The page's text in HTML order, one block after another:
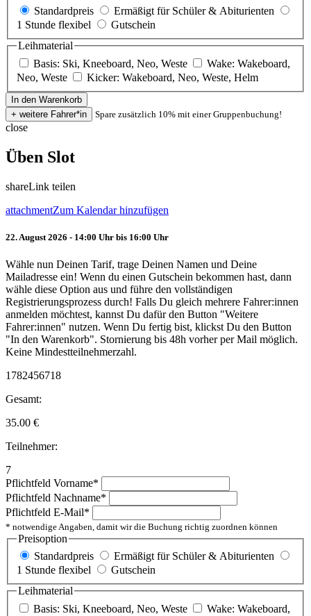
Standardpreis
Ermäßigt für Schüler & Abiturienten
1 Stunde flexibel
Gutschein
Leihmaterial
Basis: Ski, Kneeboard, Neo, Weste
Wake: Wakeboard,
Neo, Weste
Kicker: Wakeboard, Neo, Weste, Helm
Spare zusätzlich 10% mit einer Gruppenbuchung!
close
Üben Slot
shareLink teilen
attachmentZum Kalendar hinzufügen
22. August 2026 - 14:00 Uhr bis 16:00 Uhr
Wähle nun Deinen Tarif, trage Deinen Namen und Deine
Mailadresse ein! Wenn du einen Gutschein bekommen hast, dann
wähle diese Option aus und führe den vollständigen
Registrierungsprozess durch! Falls Du gleich mehrere Fahrer:innen
anmelden möchtest, kannst Du dafür den Button "Weitere
Fahrer:innen" nutzen. Wenn Du fertig bist, klickst Du den Button
"In den Warenkorb". Stornierung bis 48h vorher per Mail möglich.
Keine Mindestteilnehmerzahl.
1782456718
Gesamt:
35.00 €
Teilnehmer:
7
Pflichtfeld Vorname*
Pflichtfeld Nachname*
Pflichtfeld E-Mail*
* notwendige Angaben, damit wir die Buchung richtig zuordnen können
Preisoption
Standardpreis
Ermäßigt für Schüler & Abiturienten
1 Stunde flexibel
Gutschein
Leihmaterial
Basis: Ski, Kneeboard, Neo, Weste
Wake: Wakeboard,